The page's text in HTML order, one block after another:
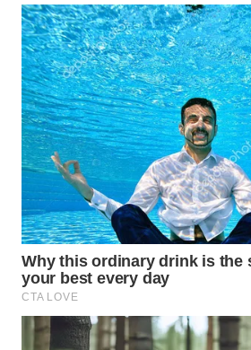
WN
SIMALUNGUN
WN
LABUHANBATU
WN
TAPANULI
TENGAH
WN DELI
SERDANG
WN
TEBING